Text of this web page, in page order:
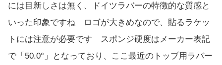
には目新しさは無く、ドイツラバーの特徴的な質感と
いった印象ですね ロゴが大きめなので、貼るラケッ
トには注意が必要です スポンジ硬度はメーカー表記
で「50.0°」となっており、ここ最近のトップ用ラバー